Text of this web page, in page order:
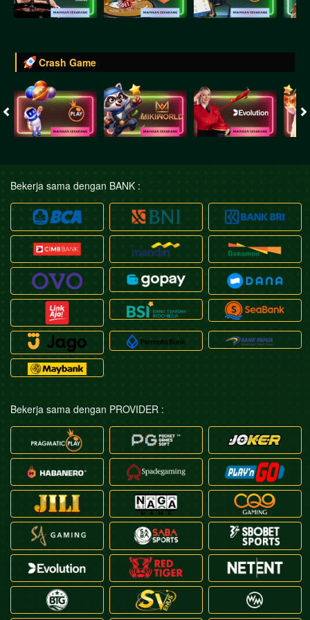
Crash Game
Bekerja sama dengan BANK :
Bekerja sama dengan PROVIDER :